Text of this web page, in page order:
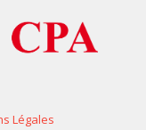
Légales